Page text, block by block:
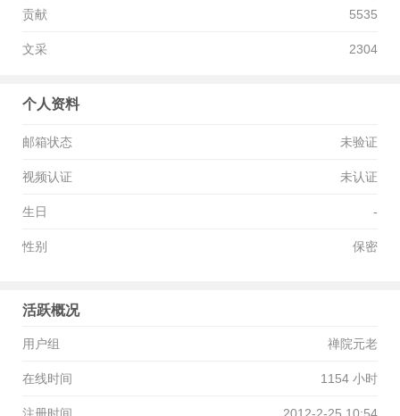
贡献 5535
文采 2304
个人资料
邮箱状态 未验证
视频认证 未认证
生日 -
性别 保密
活跃概况
用户组 禅院元老
在线时间 1154 小时